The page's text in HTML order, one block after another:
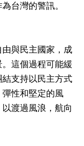
台灣的警訊。
與民主國家，成
這個過程可能緩
支持以民主方式
性和堅定的風
渡過風浪，航向